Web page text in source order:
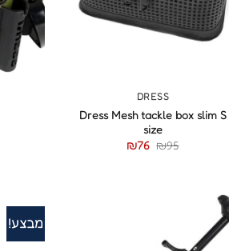
DRESS
Dress Mesh tackle box slim S
size
₪95
₪76
מבצע!